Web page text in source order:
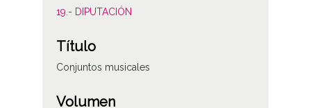
19.- DIPUTACIÓN
Título
Conjuntos musicales
Volumen